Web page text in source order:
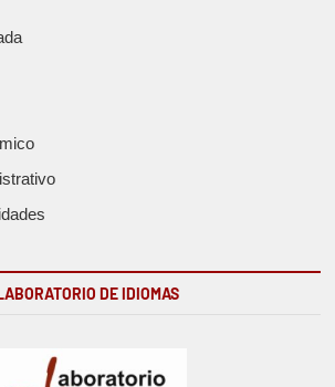
DE IDIOMAS